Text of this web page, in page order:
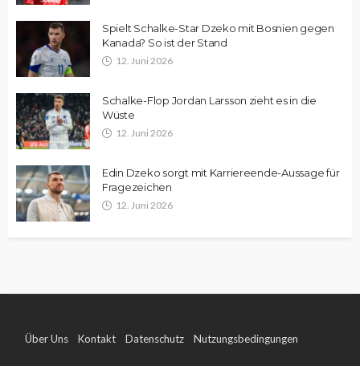
Spielt Schalke-Star Dzeko mit Bosnien gegen
Kanada? So ist der Stand
12. Juni 2026
Schalke-Flop Jordan Larsson zieht es in die
Wüste
12. Juni 2026
Edin Dzeko sorgt mit Karriereende-Aussage für
Fragezeichen
12. Juni 2026
Über Uns Kontakt Datenschutz Nutzungsbedingungen